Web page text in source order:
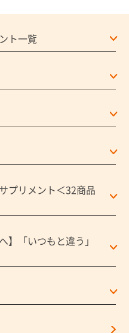
ト一覧
プリメント＜32商品
】「いつもと違う」